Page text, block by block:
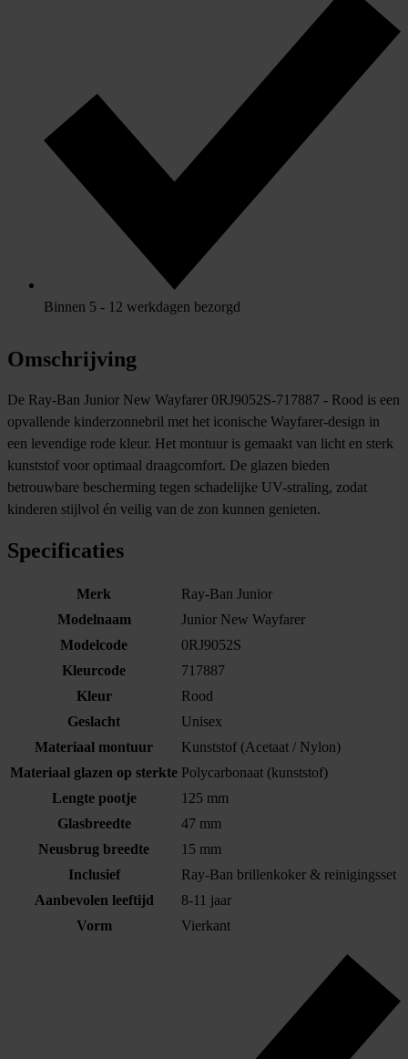
Binnen 5 - 12 werkdagen bezorgd
Omschrijving
De Ray-Ban Junior New Wayfarer 0RJ9052S-717887 - Rood is een
opvallende kinderzonnebril met het iconische Wayfarer-design in
een levendige rode kleur. Het montuur is gemaakt van licht en sterk
kunststof voor optimaal draagcomfort. De glazen bieden
betrouwbare bescherming tegen schadelijke UV-straling, zodat
kinderen stijlvol én veilig van de zon kunnen genieten.
Specificaties
Merk
Ray-Ban Junior
Modelnaam
Junior New Wayfarer
Modelcode
0RJ9052S
Kleurcode
717887
Kleur
Rood
Geslacht
Unisex
Materiaal montuur
Kunststof (Acetaat / Nylon)
Materiaal glazen op sterkte Polycarbonaat (kunststof)
Lengte pootje
125 mm
Glasbreedte
47 mm
Neusbrug breedte
15 mm
Inclusief
Ray-Ban brillenkoker & reinigingsset
Aanbevolen leeftijd
8-11 jaar
Vorm
Vierkant